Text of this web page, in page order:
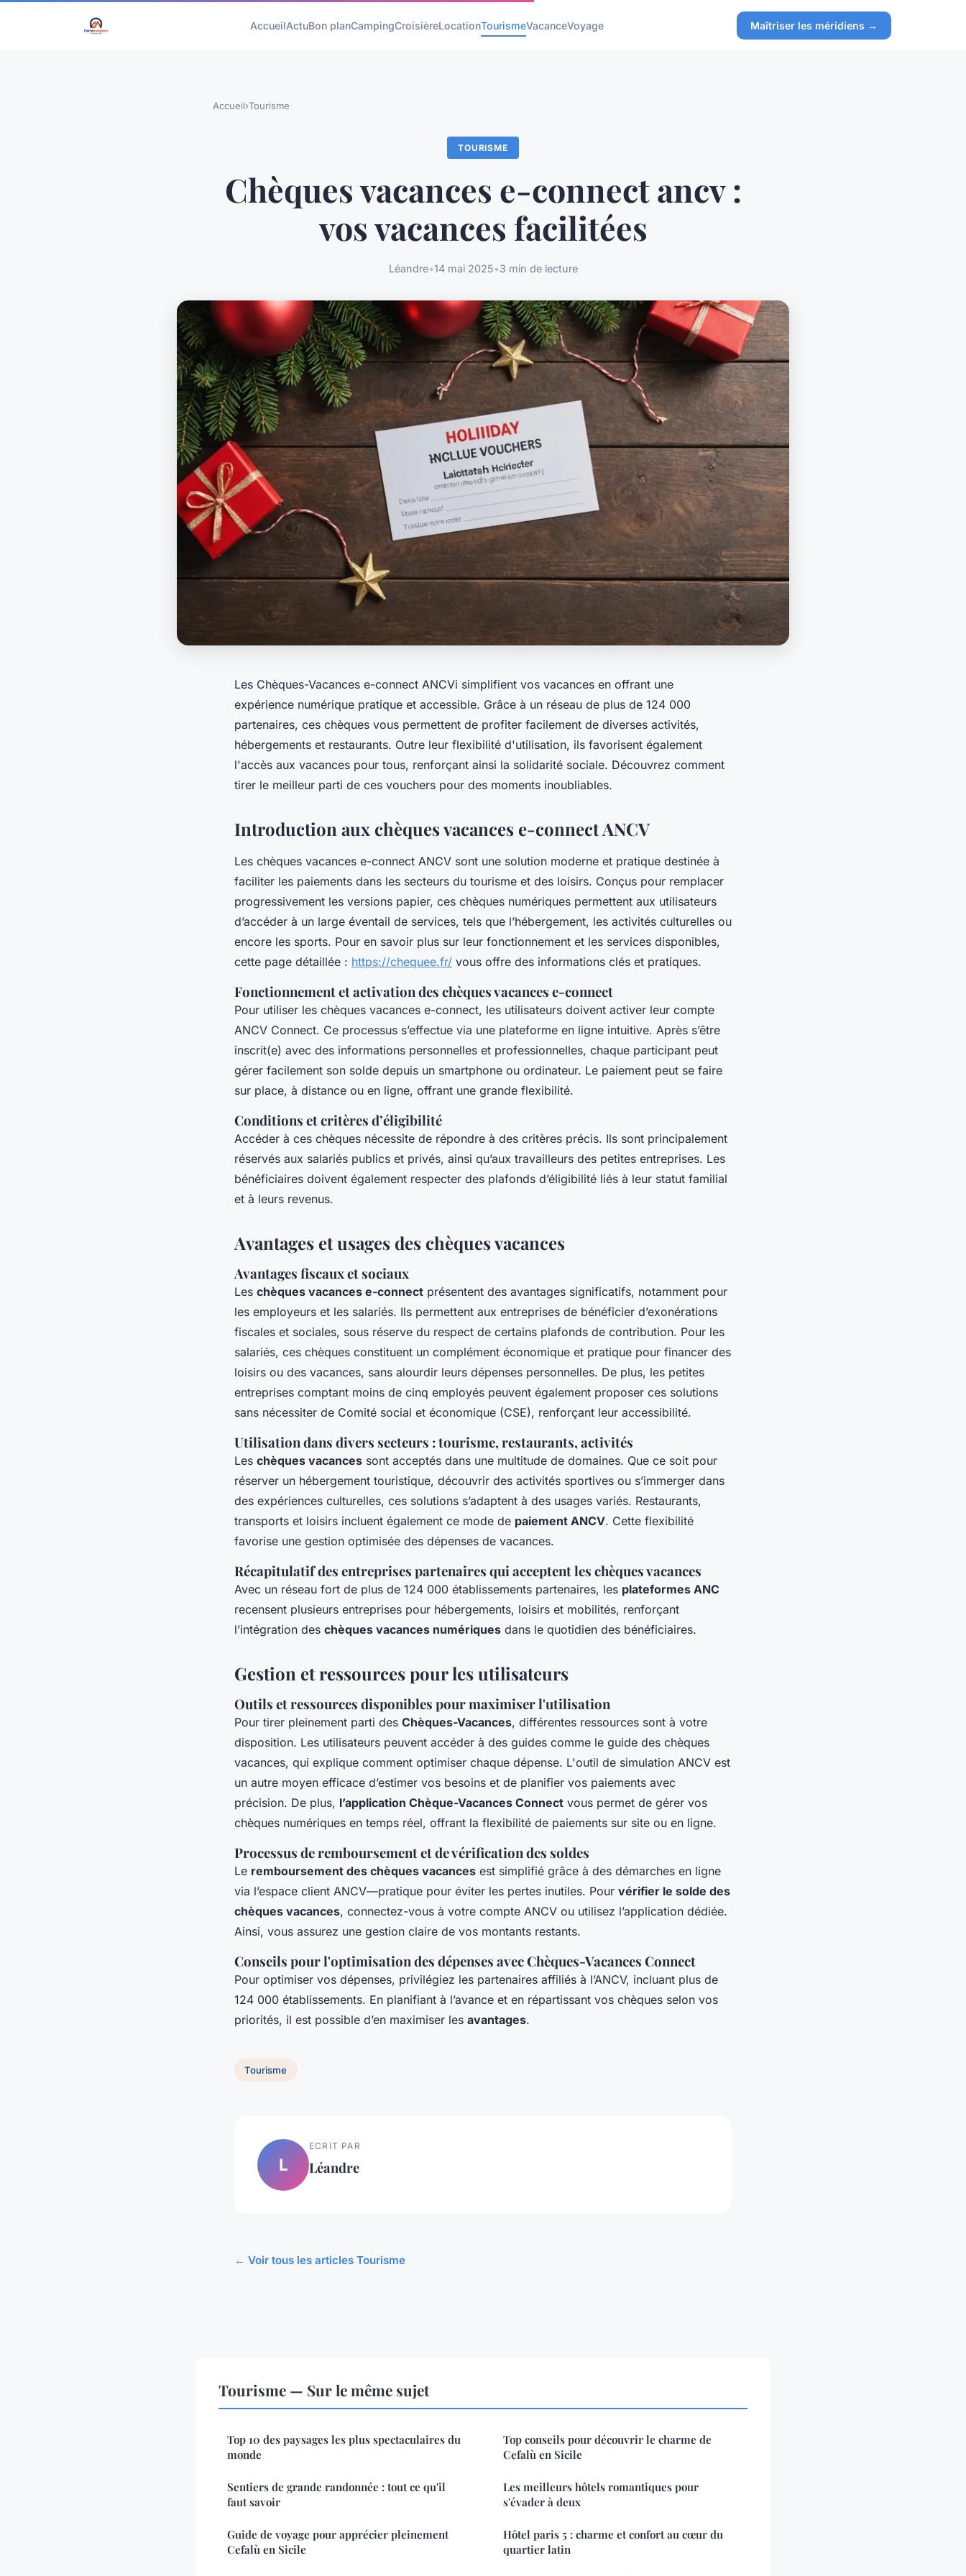
AccueilActuBon planCampingCroisièreLocationTourismeVacanceVoyage Maîtriser les méridiens →
Accueil›Tourisme
TOURISME
Chèques vacances e-connect ancv :
vos vacances facilitées
Léandre•14 mai 2025•3 min de lecture
Les Chèques-Vacances e-connect ANCVi simplifient vos vacances en offrant une
expérience numérique pratique et accessible. Grâce à un réseau de plus de 124 000
partenaires, ces chèques vous permettent de profiter facilement de diverses activités,
hébergements et restaurants. Outre leur flexibilité d'utilisation, ils favorisent également
l'accès aux vacances pour tous, renforçant ainsi la solidarité sociale. Découvrez comment
tirer le meilleur parti de ces vouchers pour des moments inoubliables.
Introduction aux chèques vacances e-connect ANCV
Les chèques vacances e-connect ANCV sont une solution moderne et pratique destinée à
faciliter les paiements dans les secteurs du tourisme et des loisirs. Conçus pour remplacer
progressivement les versions papier, ces chèques numériques permettent aux utilisateurs
d’accéder à un large éventail de services, tels que l’hébergement, les activités culturelles ou
encore les sports. Pour en savoir plus sur leur fonctionnement et les services disponibles,
cette page détaillée : https://chequee.fr/ vous offre des informations clés et pratiques.
Fonctionnement et activation des chèques vacances e-connect
Pour utiliser les chèques vacances e-connect, les utilisateurs doivent activer leur compte
ANCV Connect. Ce processus s’effectue via une plateforme en ligne intuitive. Après s’être
inscrit(e) avec des informations personnelles et professionnelles, chaque participant peut
gérer facilement son solde depuis un smartphone ou ordinateur. Le paiement peut se faire
sur place, à distance ou en ligne, offrant une grande flexibilité.
Conditions et critères d’éligibilité
Accéder à ces chèques nécessite de répondre à des critères précis. Ils sont principalement
réservés aux salariés publics et privés, ainsi qu’aux travailleurs des petites entreprises. Les
bénéficiaires doivent également respecter des plafonds d’éligibilité liés à leur statut familial
et à leurs revenus.
Avantages et usages des chèques vacances
Avantages fiscaux et sociaux
Les chèques vacances e-connect présentent des avantages significatifs, notamment pour
les employeurs et les salariés. Ils permettent aux entreprises de bénéficier d’exonérations
fiscales et sociales, sous réserve du respect de certains plafonds de contribution. Pour les
salariés, ces chèques constituent un complément économique et pratique pour financer des
loisirs ou des vacances, sans alourdir leurs dépenses personnelles. De plus, les petites
entreprises comptant moins de cinq employés peuvent également proposer ces solutions
sans nécessiter de Comité social et économique (CSE), renforçant leur accessibilité.
Utilisation dans divers secteurs : tourisme, restaurants, activités
Les chèques vacances sont acceptés dans une multitude de domaines. Que ce soit pour
réserver un hébergement touristique, découvrir des activités sportives ou s’immerger dans
des expériences culturelles, ces solutions s’adaptent à des usages variés. Restaurants,
transports et loisirs incluent également ce mode de paiement ANCV. Cette flexibilité
favorise une gestion optimisée des dépenses de vacances.
Récapitulatif des entreprises partenaires qui acceptent les chèques vacances
Avec un réseau fort de plus de 124 000 établissements partenaires, les plateformes ANC
recensent plusieurs entreprises pour hébergements, loisirs et mobilités, renforçant
l’intégration des chèques vacances numériques dans le quotidien des bénéficiaires.
Gestion et ressources pour les utilisateurs
Outils et ressources disponibles pour maximiser l'utilisation
Pour tirer pleinement parti des Chèques-Vacances, différentes ressources sont à votre
disposition. Les utilisateurs peuvent accéder à des guides comme le guide des chèques
vacances, qui explique comment optimiser chaque dépense. L'outil de simulation ANCV est
un autre moyen efficace d’estimer vos besoins et de planifier vos paiements avec
précision. De plus, l’application Chèque-Vacances Connect vous permet de gérer vos
chèques numériques en temps réel, offrant la flexibilité de paiements sur site ou en ligne.
Processus de remboursement et de vérification des soldes
Le remboursement des chèques vacances est simplifié grâce à des démarches en ligne
via l’espace client ANCV—pratique pour éviter les pertes inutiles. Pour vérifier le solde des
chèques vacances, connectez-vous à votre compte ANCV ou utilisez l’application dédiée.
Ainsi, vous assurez une gestion claire de vos montants restants.
Conseils pour l'optimisation des dépenses avec Chèques-Vacances Connect
Pour optimiser vos dépenses, privilégiez les partenaires affiliés à l’ANCV, incluant plus de
124 000 établissements. En planifiant à l’avance et en répartissant vos chèques selon vos
priorités, il est possible d’en maximiser les avantages.
Tourisme
L
ECRIT PAR
Léandre
← Voir tous les articles Tourisme
Tourisme — Sur le même sujet
Top 10 des paysages les plus spectaculaires du
monde
Sentiers de grande randonnée : tout ce qu'il
faut savoir
Guide de voyage pour apprécier pleinement
Cefalù en Sicile
Top conseils pour découvrir le charme de
Cefalù en Sicile
Les meilleurs hôtels romantiques pour
s'évader à deux
Hôtel paris 5 : charme et confort au cœur du
quartier latin